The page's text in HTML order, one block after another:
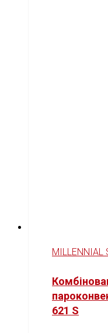
MILLENNIAL
621 S